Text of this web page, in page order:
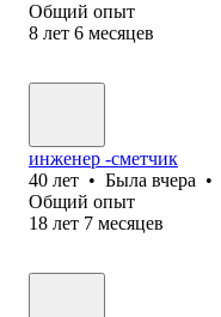
Общий опыт
8 лет 6 месяцев
инженер -сметчик
40 лет • Была вчера •
Общий опыт
18 лет 7 месяцев